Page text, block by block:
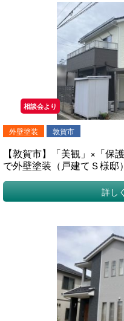
相談会より
外壁塗装 敦賀市
【敦賀市】「美観」×「保
で外壁塗装（戸建てＳ様邸）
詳し